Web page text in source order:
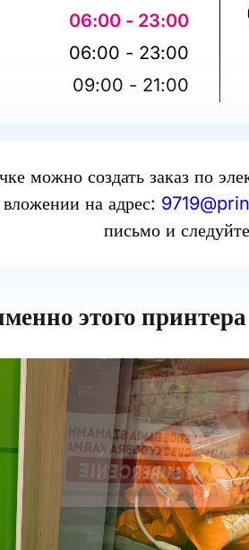
06:00 - 23:00
06:00 - 23:00
09:00 - 21:00
можно создать заказ по
вложении на адрес:
письмо и
этого принтера